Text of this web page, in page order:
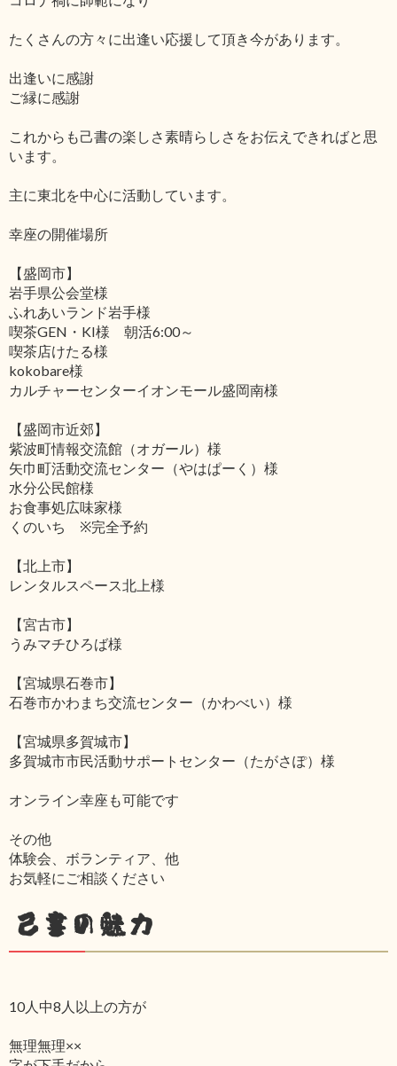
たくさんの方々に出逢い応援して頂き今があります。
出逢いに感謝
ご縁に感謝
これからも己書の楽しさ素晴らしさをお伝えできればと思
います。
主に東北を中心に活動しています。
幸座の開催場所
【盛岡市】
岩手県公会堂様
ふれあいランド岩手様
喫茶GEN・KI様 朝活6:00～
喫茶店けたる様
kokobare様
カルチャーセンターイオンモール盛岡南様
【盛岡市近郊】
紫波町情報交流館（オガール）様
矢巾町活動交流センター（やはぱーく）様
水分公民館様
お食事処広味家様
くのいち ※完全予約
【北上市】
レンタルスペース北上様
【宮古市】
うみマチひろば様
【宮城県石巻市】
石巻市かわまち交流センター（かわべい）様
【宮城県多賀城市】
多賀城市市民活動サポートセンター（たがさぽ）様
オンライン幸座も可能です
その他
体験会、ボランティア、他
お気軽にご相談ください
己書の魅力
10人中8人以上の方が
無理無理××